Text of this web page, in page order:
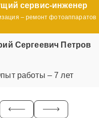
сервис-инженер
– ремонт фотоаппаратов
Сергеевич Петров
работы – 7 лет